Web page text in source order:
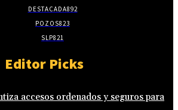
DESTACADA892
POZOS823
SLP821
Editor Picks
accesos ordenados y seguros para